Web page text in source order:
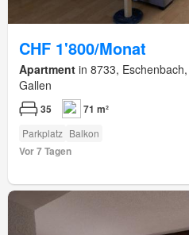
CHF 1'800/Monat
Apartment in 8733,
Gallen
35 71 m²
Parkplatz Balkon
Vor 7 Tagen